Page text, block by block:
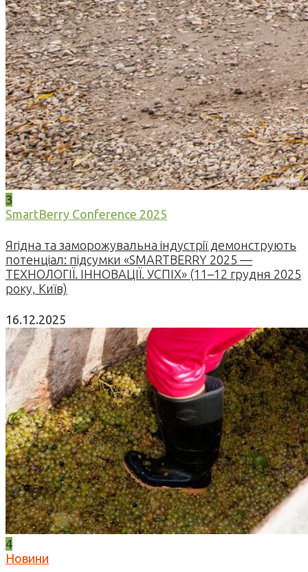
3
SmartBerry Conference 2025
Ягідна та заморожувальна індустрії демонструють
потенціал: підсумки «SMARTBERRY 2025 —
ТЕХНОЛОГІЇ. ІННОВАЦІЇ. УСПІХ» (11–12 грудня 2025
року, Київ)
16.12.2025
4
Новини